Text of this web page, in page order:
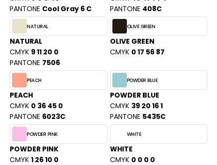
SERIE
PANTONE Cool Gray 6 C
PANTONE 408C
NATURAL
NATURAL
CMYK 9 11 20 0
PANTONE 7506
OLIVE GREEN
OLIVE GREEN
CMYK 0 17 56 87
PEACH
PEACH
CMYK 0 36 45 0
PANTONE 6023C
POWDER BLUE
POWDER BLUE
CMYK 39 20 16 1
PANTONE 5435C
POWDER PINK
POWDER PINK
CMYK 1 26 10 0
WHITE
WHITE
CMYK 0 0 0 0